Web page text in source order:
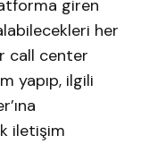
giren
her
call center
yapıp, ilgili
iletişim